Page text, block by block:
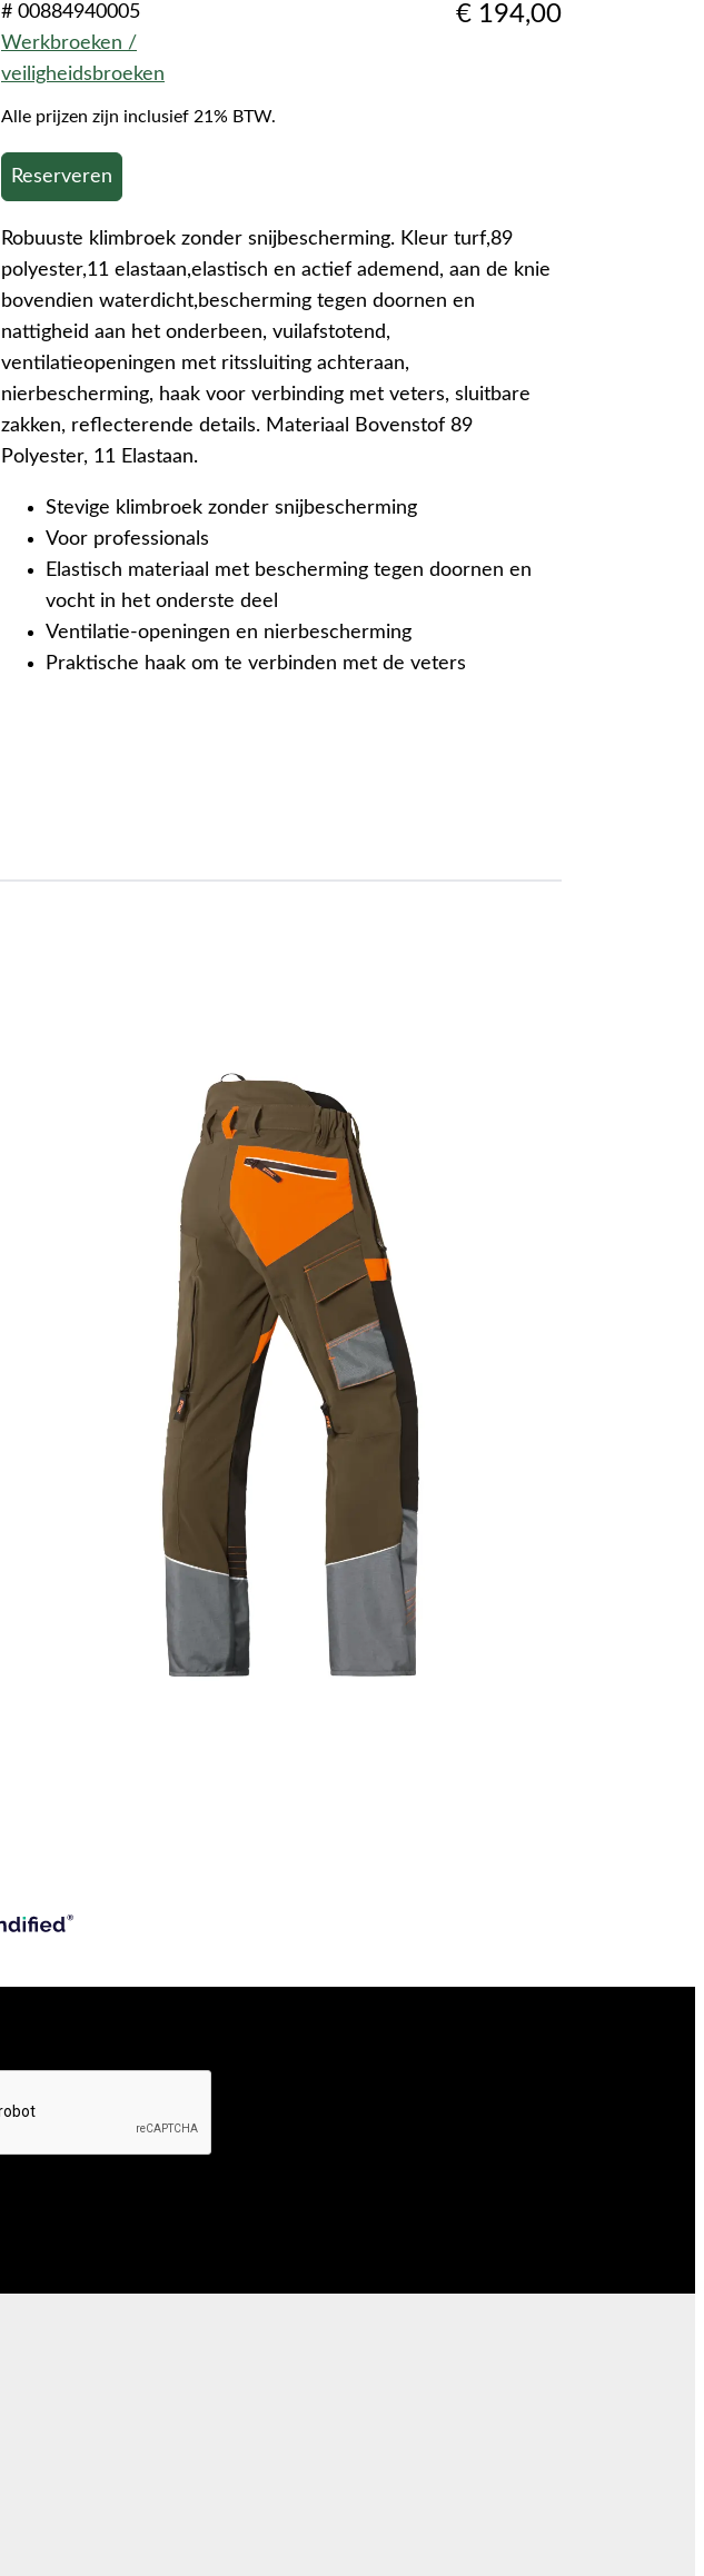
# 00884940005
Werkbroeken /
veiligheidsbroeken
€ 194,00
Alle prijzen zijn inclusief 21% BTW.
Reserveren
Robuuste klimbroek zonder snijbescherming. Kleur turf,89
polyester,11 elastaan,elastisch en actief ademend, aan de knie
bovendien waterdicht,bescherming tegen doornen en
nattigheid aan het onderbeen, vuilafstotend,
ventilatieopeningen met ritssluiting achteraan,
nierbescherming, haak voor verbinding met veters, sluitbare
zakken, reflecterende details. Materiaal Bovenstof 89
Polyester, 11 Elastaan.
Stevige klimbroek zonder snijbescherming
Voor professionals
Elastisch materiaal met bescherming tegen doornen en
vocht in het onderste deel
Ventilatie-openingen en nierbescherming
Praktische haak om te verbinden met de veters